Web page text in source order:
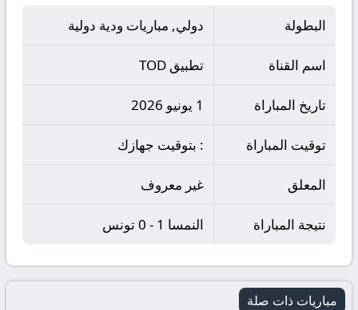
البطولة دولي, مباريات ودية دولية
اسم القناة تطبيق TOD
تاريخ المباراة 1 يونيو 2026
توقيت المباراة : بتوقيت جهازك
المعلق غير معروف
نتيجة المباراة النمسا 1 - 0 تونس
مباريات ذات صلة